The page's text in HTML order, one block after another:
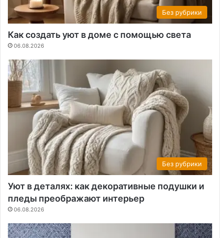
Без рубрики
Как создать уют в доме с помощью света
06.08.2026
Без рубрики
Уют в деталях: как декоративные подушки и
пледы преображают интерьер
06.08.2026